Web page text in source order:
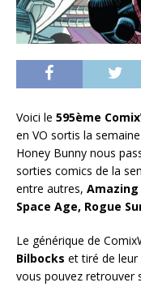
Voici le 595ème
en VO sortis la
Honey Bunny nous
sorties comics de la
entre autres, Amazing
Space Age, Rogue
Le générique de
Bilbocks et tiré de leur
vous pouvez retrouver